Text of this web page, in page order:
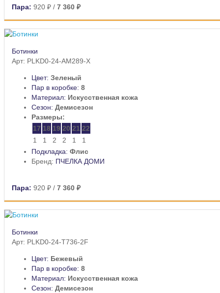
Пара: 920 ₽ / 7 360 ₽
Ботинки
Арт: PLKD0-24-AM289-X
Цвет: Зеленый
Пар в коробке: 8
Материал: Искусственная кожа
Сезон: Демисезон
Размеры:
17 18 19 20 21 22
1
1 2 2 1
1
Подкладка: Флис
Бренд: ПЧЕЛКА ДОМИ
Пара: 920 ₽ / 7 360 ₽
Ботинки
Арт: PLKD0-24-T736-2F
Цвет: Бежевый
Пар в коробке: 8
Материал: Искусственная кожа
Сезон: Демисезон